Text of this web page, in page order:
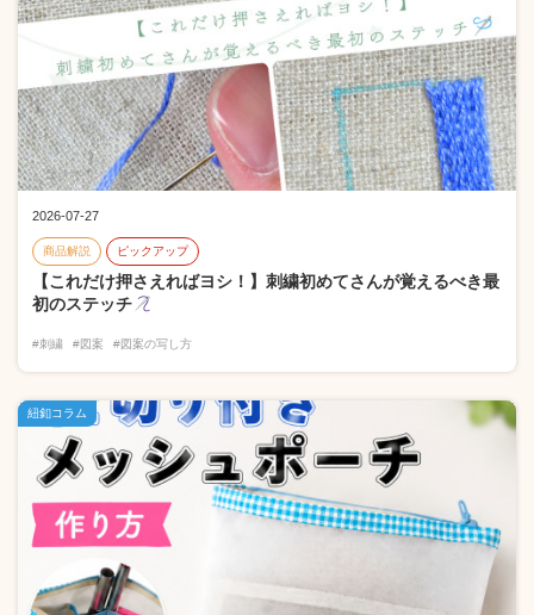
2026-07-27
商品解説 ピックアップ
【これだけ押さえればヨシ！】刺繍初めてさんが覚えるべき最
初のステッチ
#刺繍 #図案 #図案の写し方
紐釦コラム